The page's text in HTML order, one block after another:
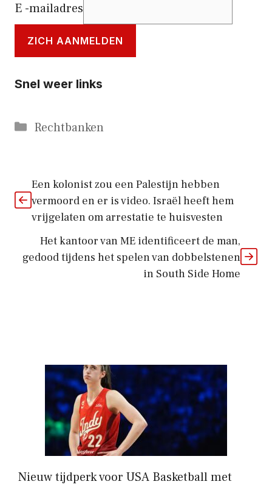
E -mailadres
ZICH AANMELDEN
Snel weer links
Categorieën
Rechtbanken
Een kolonist zou een Palestijn hebben
vermoord en er is video. Israël heeft hem
vrijgelaten om arrestatie te huisvesten
Het kantoor van ME identificeert de man,
gedood tijdens het spelen van dobbelstenen
in South Side Home
Nieuw tijdperk voor USA Basketball met